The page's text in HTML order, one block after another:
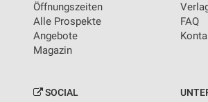
Öffnungszeiten
Alle Prospekte
Angebote
Magazin
FAQ
SOCIAL